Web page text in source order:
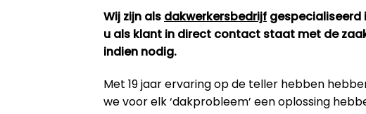
Wij zijn als dakwerkersbedrijf gespecialiseerd
u als klant in direct contact staat met de
indien nodig.
Met 19 jaar ervaring op de teller hebben
we voor elk ‘dakprobleem’ een oplossing